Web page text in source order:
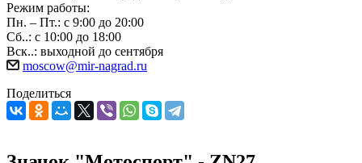
Режим работы:
Пн. – Пт.: с 9:00 до 20:00
Сб..: с 10:00 до 18:00
Вск..: выходной до сентября
moscow@mir-nagrad.ru
Поделиться